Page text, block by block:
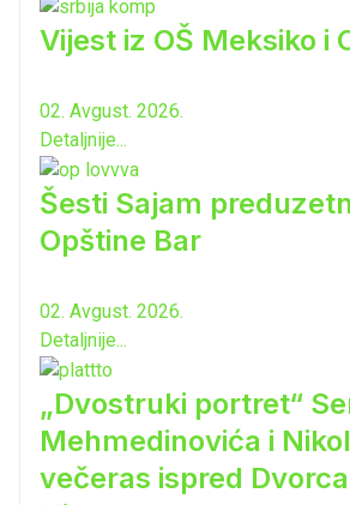
Vijest iz OŠ Meksiko i
02. Avgust. 2026.
Detaljnije...
Šesti Sajam
Opštine Bar
02. Avgust. 2026.
Detaljnije...
„Dvostruki portret“
Mehmedinovića i
večeras ispred